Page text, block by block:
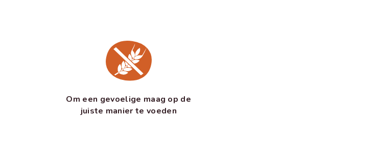
Om een gevoelige maag op de
juiste manier te voeden